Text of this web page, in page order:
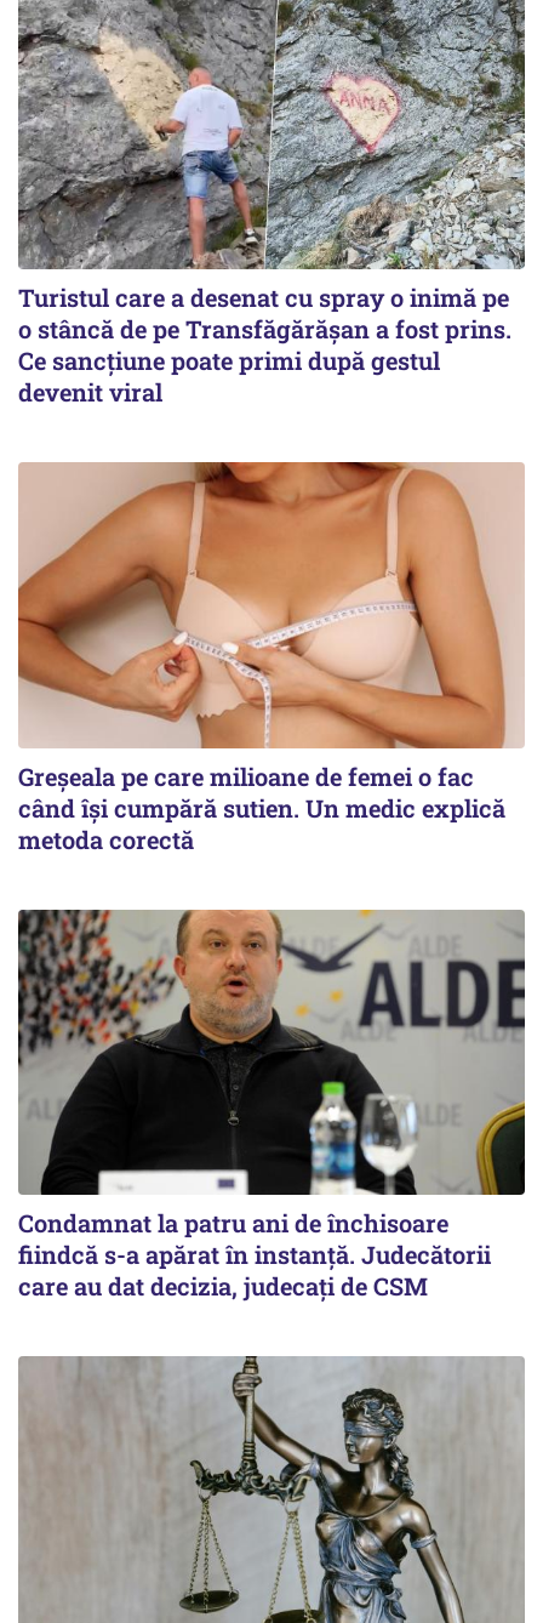
Turistul care a desenat cu spray o inimă pe
o stâncă de pe Transfăgărășan a fost prins.
Ce sancțiune poate primi după gestul
devenit viral
Greșeala pe care milioane de femei o fac
când își cumpără sutien. Un medic explică
metoda corectă
Condamnat la patru ani de închisoare
fiindcă s-a apărat în instanță. Judecătorii
care au dat decizia, judecați de CSM